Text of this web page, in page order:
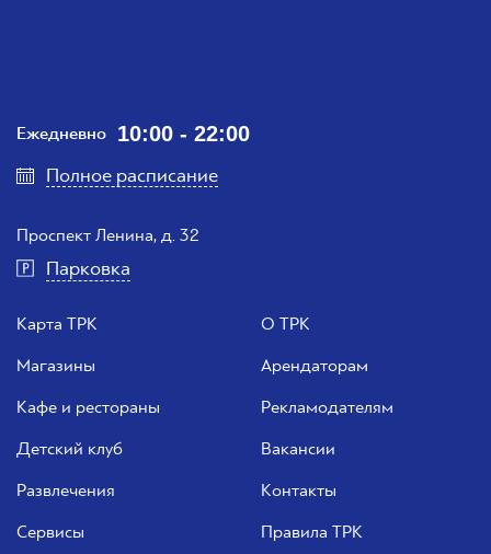
Ежедневно 10:00 - 22:00
Полное расписание
Проспект Ленина, д. 32
Парковка
Карта ТРК
Магазины
Кафе и рестораны
Детский клуб
Развлечения
Сервисы
О ТРК
Арендаторам
Рекламодателям
Вакансии
Контакты
Правила ТРК